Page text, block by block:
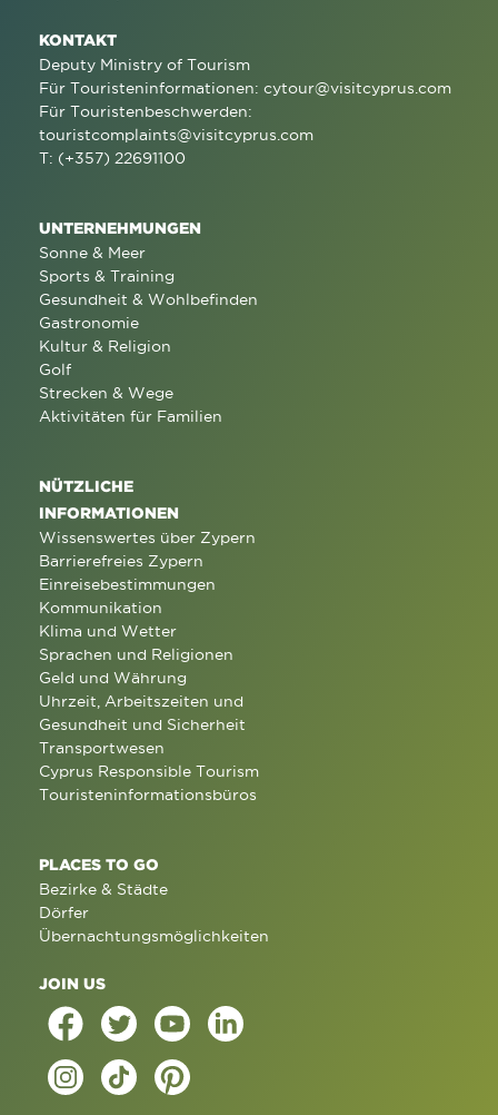
KONTAKT
Deputy Ministry of Tourism
Für Touristeninformationen: cytour@visitcyprus.com
Für Touristenbeschwerden:
touristcomplaints@visitcyprus.com
T: (+357) 22691100
UNTERNEHMUNGEN
Sonne & Meer
Sports & Training
Gesundheit & Wohlbefinden
Gastronomie
Kultur & Religion
Golf
Strecken & Wege
Aktivitäten für Familien
NÜTZLICHE
INFORMATIONEN
Wissenswertes über Zypern
Barrierefreies Zypern
Einreisebestimmungen
Kommunikation
Klima und Wetter
Sprachen und Religionen
Geld und Währung
Uhrzeit, Arbeitszeiten und
Gesundheit und Sicherheit
Transportwesen
Cyprus Responsible Tourism
Touristeninformationsbüros
PLACES TO GO
Bezirke & Städte
Dörfer
Übernachtungsmöglichkeiten
JOIN US